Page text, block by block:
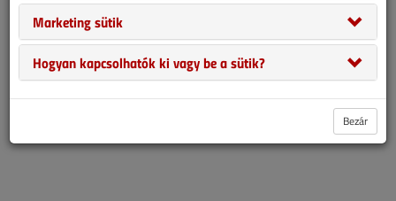
Marketing sütik
Hogyan kapcsolhatók ki vagy be a sütik?
Bezár